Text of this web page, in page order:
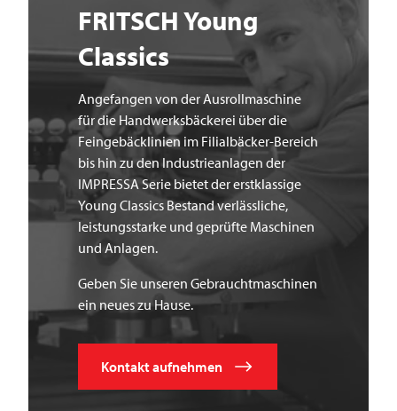
FRITSCHYoung
Classics
Angefangen von der Ausrollmaschine
für die Handwerksbäckerei über die
Feingebäcklinien im Filialbäcker-Bereich
bis hin zu den Industrieanlagen der
IMPRESSA Serie bietet der erstklassige
Young Classics Bestand verlässliche,
leistungsstarke und geprüfte Maschinen
und Anlagen.
Geben Sie unseren Gebrauchtmaschinen
ein neues zu Hause.
Kontakt aufnehmen